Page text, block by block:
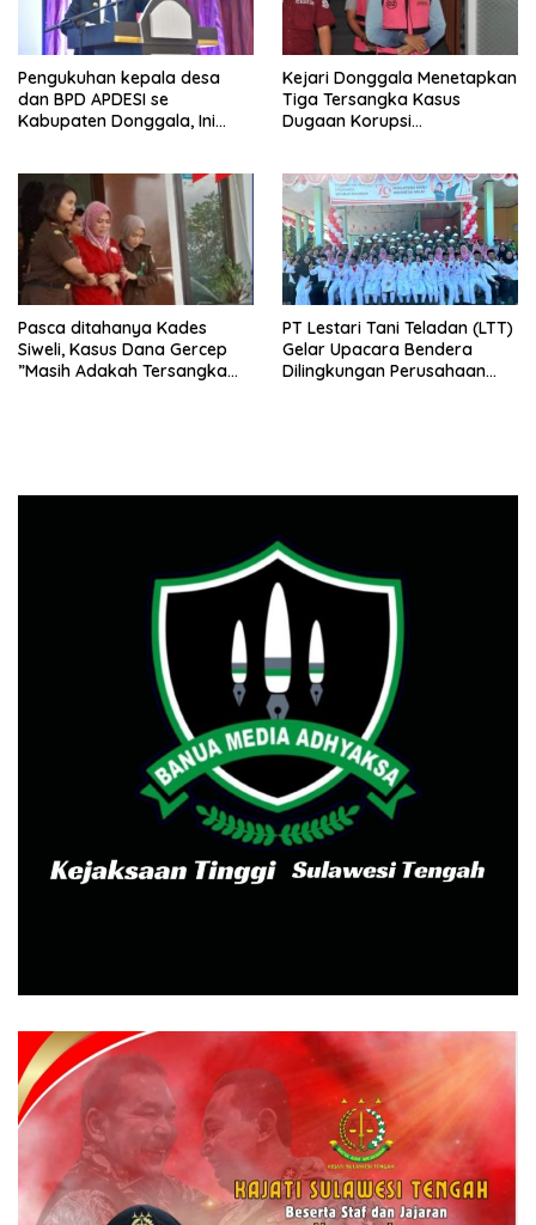
Pengukuhan kepala desa
dan BPD APDESI se
Kabupaten Donggala, Ini
Kejari Donggala Menetapkan
Tiga Tersangka Kasus
Dugaan Korupsi
Pasca ditahanya Kades
Siweli, Kasus Dana Gercep
”Masih Adakah Tersangka
PT Lestari Tani Teladan (LTT)
Gelar Upacara Bendera
Dilingkungan Perusahaan